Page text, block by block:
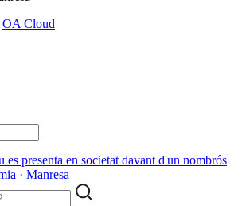
OA Cloud
es presenta en societat davant d'un nombrós
· Manresa